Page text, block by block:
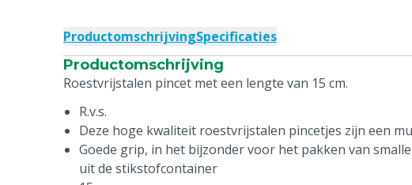
ProductomschrijvingSpecificaties
Productomschrijving
Roestvrijstalen pincet met een lengte van 15 cm.
R.v.s.
Deze hoge kwaliteit roestvrijstalen pincetjes zijn een
Goede grip, in het bijzonder voor het pakken van
uit de stikstofcontainer